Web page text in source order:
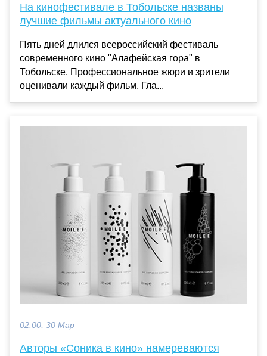
На кинофестивале в Тобольске названы
лучшие фильмы актуального кино
Пять дней длился всероссийский фестиваль
современного кино "Алафейская гора" в
Тобольске. Профессиональное жюри и зрители
оценивали каждый фильм. Гла...
02:00, 30 Мар
Авторы «Соника в кино» намереваются